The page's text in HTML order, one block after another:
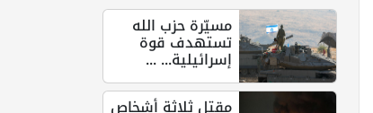
مسيّرة حزب الله
تستهدف قوة
إسرائيلية... ...
مقتل ثلاثة أشخاص